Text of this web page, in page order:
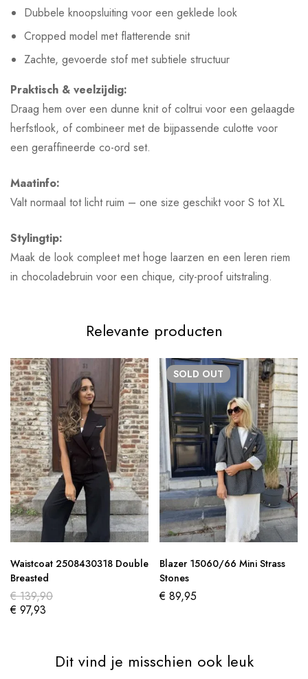
Dubbele knoopsluiting voor een geklede look
Cropped model met flatterende snit
Zachte, gevoerde stof met subtiele structuur
Praktisch & veelzijdig:
Draag hem over een dunne knit of coltrui voor een gelaagde
herfstlook, of combineer met de bijpassende culotte voor
een geraffineerde co-ord set.
Maatinfo:
Valt normaal tot licht ruim – one size geschikt voor S tot XL
Stylingtip:
Maak de look compleet met hoge laarzen en een leren riem
in chocoladebruin voor een chique, city-proof uitstraling.
Relevante producten
Waistcoat 2508430318 Double
Breasted
€139,90
€ 97,93
SOLD OUT
Blazer 15060/66 Mini Strass
Stones
€ 89,95
Dit vind je misschien ook leuk